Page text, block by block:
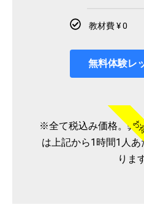
教材費 ¥ 0
無料体験レ
お
※全て税込み価格。弊
は上記から1時間1人
りま